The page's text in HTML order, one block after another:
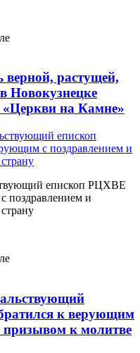
верной, растущей,
Новокузнецке
«Церкви на Камне»
епископ РЦХВЕ
поздравлением и
к верующим
призывом к молитве